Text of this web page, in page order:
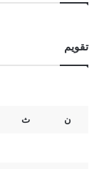
تقويم
ن ث